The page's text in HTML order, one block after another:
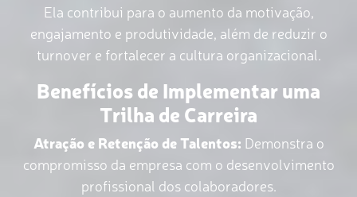
Ela contribui para o aumento da motivação,
engajamento e produtividade, além de reduzir o
turnover e fortalecer a cultura organizacional.
Benefícios de Implementar uma
Trilha de Carreira
Atração e Retenção de Talentos: Demonstra o
compromisso da empresa com o desenvolvimento
profissional dos colaboradores.